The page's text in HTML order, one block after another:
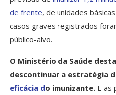
de frente, de unidades
casos graves registrados
público-alvo.
O Ministério da Saúde
descontinuar a estratégia
eficácia do imunizante. E as